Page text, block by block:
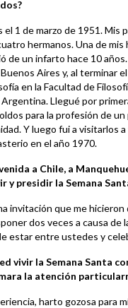
1 de marzo de 1951. Mis
hermanos. Una de mis
de un infarto hace 10
Aires y, al terminar
en la Facultad de
Llegué por
para la profesión de
Y luego fui a visitarlos
en el año 1970.
a Chile, a
y presidir la Semana
invitación que me hicieron
dos veces a causa de
estar entre ustedes y
vivir la Semana Santa
la atención
harto gozosa para